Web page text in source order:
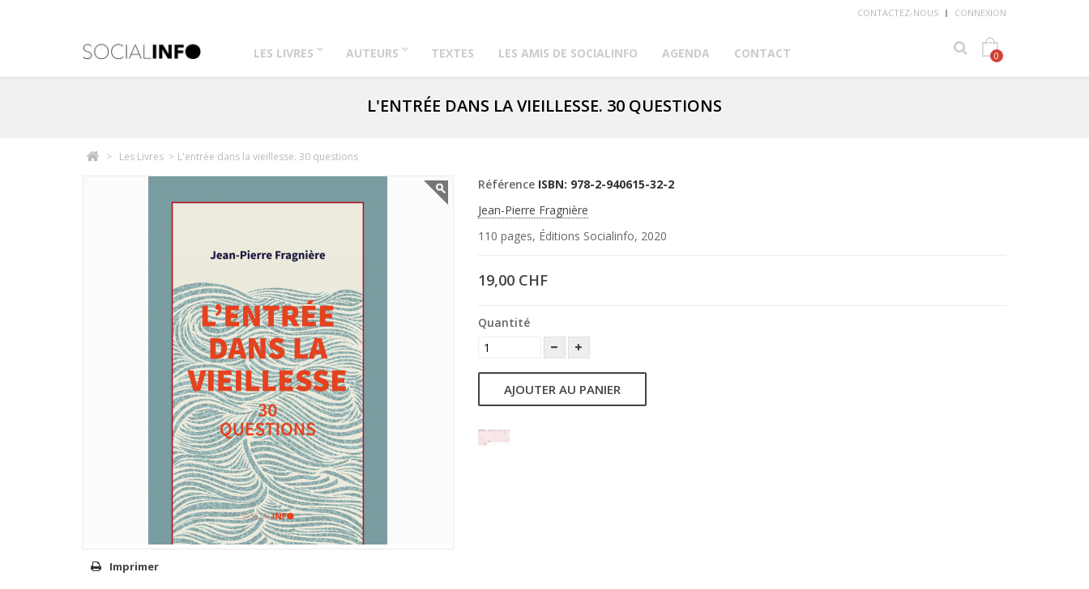
CONNEXION
CONTACTEZ-NOUS
LES LIVRES AUTEURS TEXTES LES AMIS DE SOCIALINFO AGENDA CONTACT 0
L'ENTRÉE DANS LA VIEILLESSE. 30 QUESTIONS
> Les Livres > L'entrée dans la vieillesse. 30 questions
Imprimer
Référence ISBN: 978-2-940615-32-2
Jean-Pierre Fragnière
110 pages, Éditions Socialinfo, 2020
19,00 CHF
Quantité
AJOUTER AU PANIER